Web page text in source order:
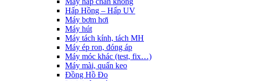
Hấp Hồng – Hấp UV
Máy bơm hơi
Máy hút
Máy tách kính, tách MH
Máy ép ron, đóng áp
Máy móc khác (test, fix…)
Máy mài, quấn keo
Đồng Hồ Đo